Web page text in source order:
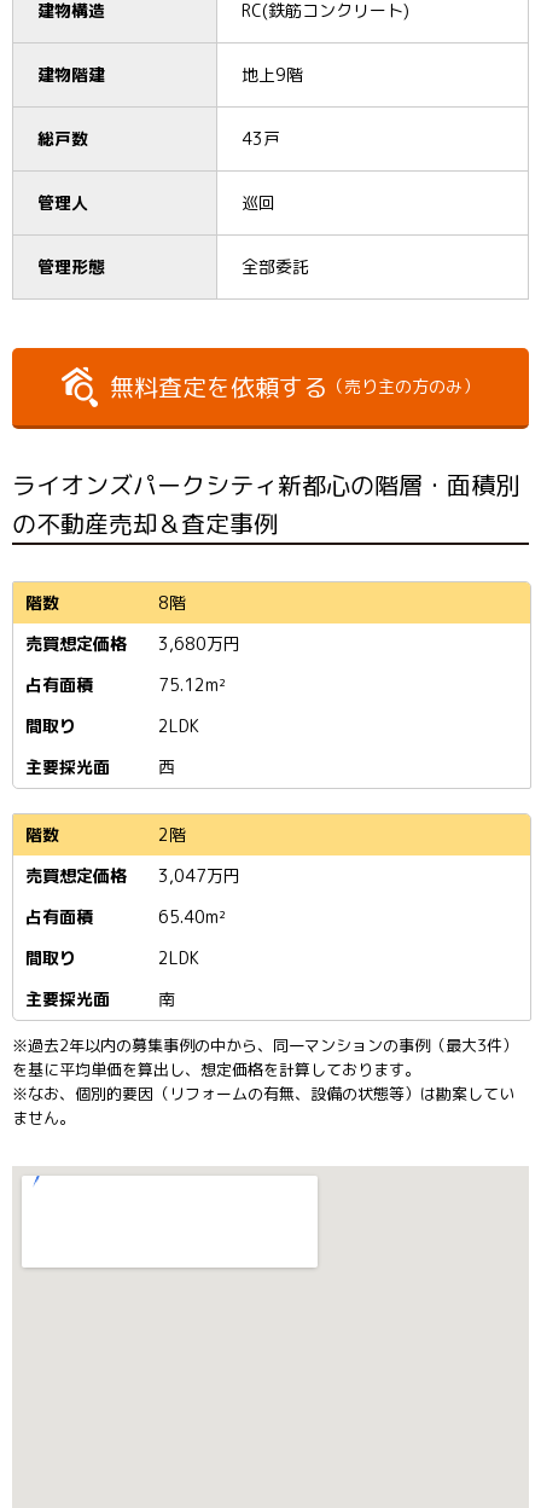
建物構造 RC(鉄筋コンクリート)
建物階建 地上9階
総戸数 43戸
管理人 巡回
管理形態 全部委託
無料査定を依頼する （売り主の方のみ）
ライオンズパークシティ新都心の階層・面積別
の不動産売却＆査定事例
8階
3,680万円
75.12m²
2LDK
西
2階
3,047万円
65.40m²
2LDK
南
※過去2年以内の募集事例の中から、同一マンションの事例（最大3件）
を基に平均単価を算出し、想定価格を計算しております。
※なお、個別的要因（リフォームの有無、設備の状態等）は勘案してい
ません。